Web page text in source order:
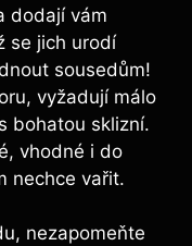
dodají vám
se jich urodí
sousedům!
vyžadují málo
bohatou sklizní.
vhodné i do
nechce vařit.
nezapomeňte